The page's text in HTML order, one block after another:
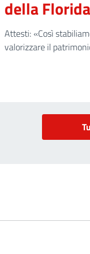
della
Attesti: «Così
valorizzare il